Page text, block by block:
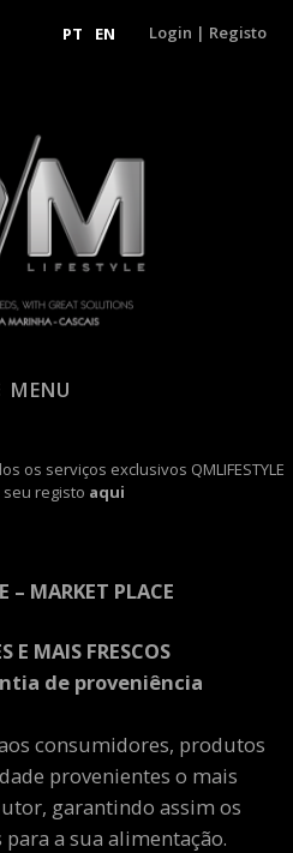
PT EN Login | Registo
MENU
os serviços exclusivos QMLIFESTYLE
registo aqui
– MARKET PLACE
E MAIS FRESCOS
de proveniência
consumidores, produtos
provenientes o mais
garantindo assim os
a sua alimentação.